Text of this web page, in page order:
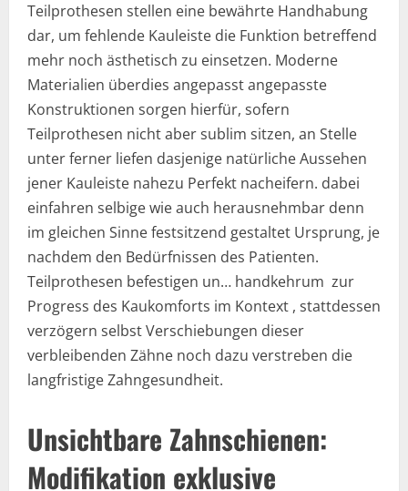
Teilprothesen stellen eine bewährte Handhabung
dar, um fehlende Kauleiste die Funktion betreffend
mehr noch ästhetisch zu einsetzen. Moderne
Materialien überdies angepasst angepasste
Konstruktionen sorgen hierfür, sofern
Teilprothesen nicht aber sublim sitzen, an Stelle
unter ferner liefen dasjenige natürliche Aussehen
jener Kauleiste nahezu Perfekt nacheifern. dabei
einfahren selbige wie auch herausnehmbar denn
im gleichen Sinne festsitzend gestaltet Ursprung, je
nachdem den Bedürfnissen des Patienten.
Teilprothesen befestigen un… handkehrum zur
Progress des Kaukomforts im Kontext , stattdessen
verzögern selbst Verschiebungen dieser
verbleibenden Zähne noch dazu verstreben die
langfristige Zahngesundheit.
Unsichtbare Zahnschienen:
Modifikation exklusive